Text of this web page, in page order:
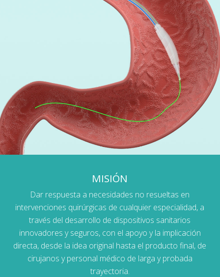
MISIÓN
Dar respuesta a necesidades no resueltas en
intervenciones quirúrgicas de cualquier especialidad, a
través del desarrollo de dispositivos sanitarios
innovadores y seguros, con el apoyo y la implicación
directa, desde la idea original hasta el producto final, de
cirujanos y personal médico de larga y probada
trayectoria.